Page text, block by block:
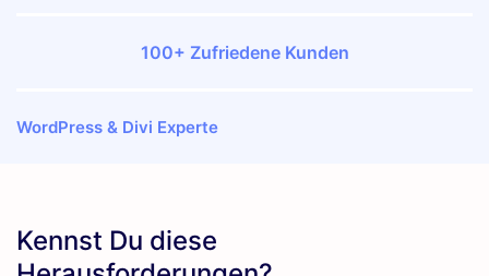
100+ Zufriedene Kunden
WordPress & Divi Experte
Kennst Du diese